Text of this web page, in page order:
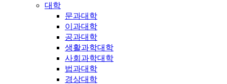
대학
문과대학
이과대학
공과대학
생활과학대학
사회과학대학
법과대학
경상대학